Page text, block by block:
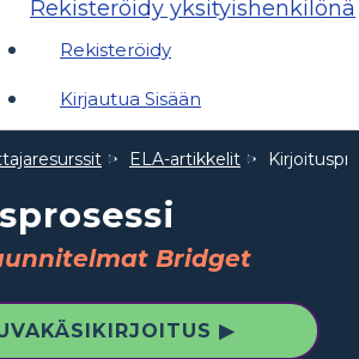
Rekisteröidy yksityishenkilönä
Rekisteröidy
Kirjautua Sisään
ELA-artikkelit
Bridget
▶